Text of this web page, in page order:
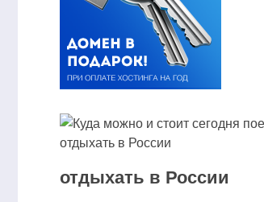
отдыхать в России